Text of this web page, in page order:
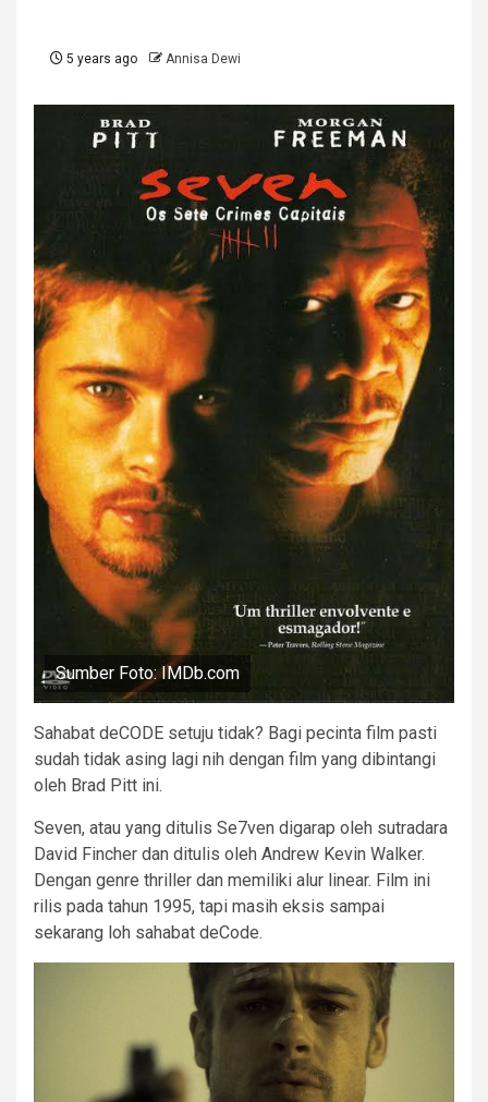
5 years ago Annisa Dewi
Sumber Foto: IMDb.com
Sahabat deCODE setuju tidak? Bagi pecinta film pasti
sudah tidak asing lagi nih dengan film yang dibintangi
oleh Brad Pitt ini.
Seven, atau yang ditulis Se7ven digarap oleh sutradara
David Fincher dan ditulis oleh Andrew Kevin Walker.
Dengan genre thriller dan memiliki alur linear. Film ini
rilis pada tahun 1995, tapi masih eksis sampai
sekarang loh sahabat deCode.